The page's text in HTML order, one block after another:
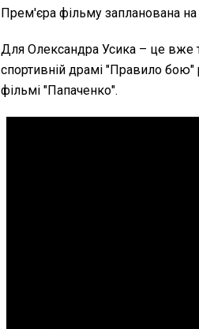
Прем'єра фільму запланована
Для Олександра Усика – це вже
спортивній драмі "Правило
фільмі "Папаченко".